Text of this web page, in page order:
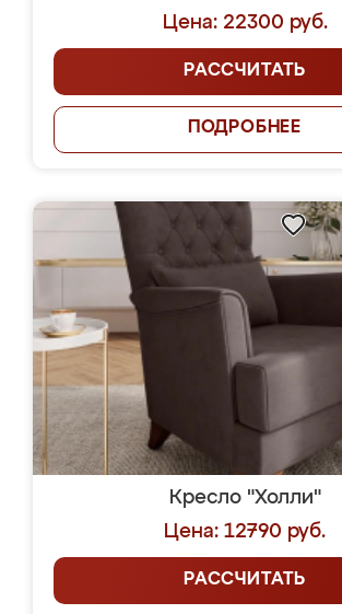
Цена: 22300 руб.
РАССЧИТАТЬ
ПОДРОБНЕЕ
Кресло "Холли"
Цена: 12790 руб.
РАССЧИТАТЬ